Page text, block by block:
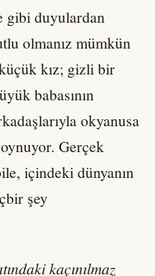
gibi duyulardan
olmanız mümkün
kız; gizli bir
babasının
okyanusa
Gerçek
içindeki dünyanın
şey
kaçınılmaz